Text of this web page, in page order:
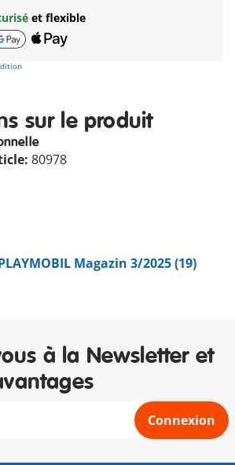
Magazin 3/2025 (19)
et flexible
sur le produit
80978
à la Newsletter et
Connexion